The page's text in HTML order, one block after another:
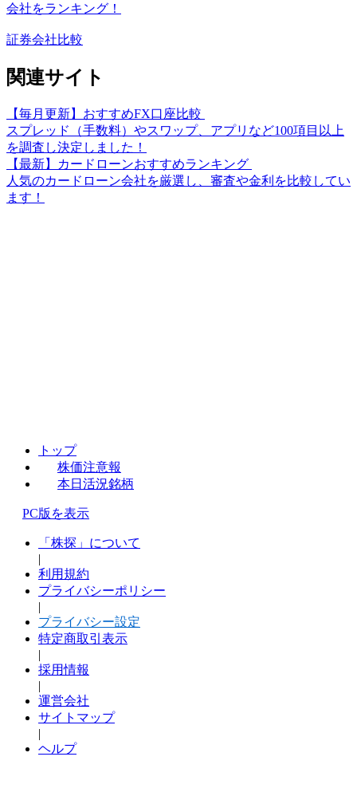
会社をランキング！
証券会社比較
関連サイト
【毎月更新】おすすめFX口座比較
スプレッド（手数料）やスワップ、アプリなど100項目以上
を調査し決定しました！
【最新】カードローンおすすめランキング
人気のカードローン会社を厳選し、審査や金利を比較してい
ます！
トップ
株価注意報
本日活況銘柄
PC版を表示
「株探」について
|
利用規約
プライバシーポリシー
|
プライバシー設定
特定商取引表示
|
採用情報
|
運営会社
サイトマップ
|
ヘルプ